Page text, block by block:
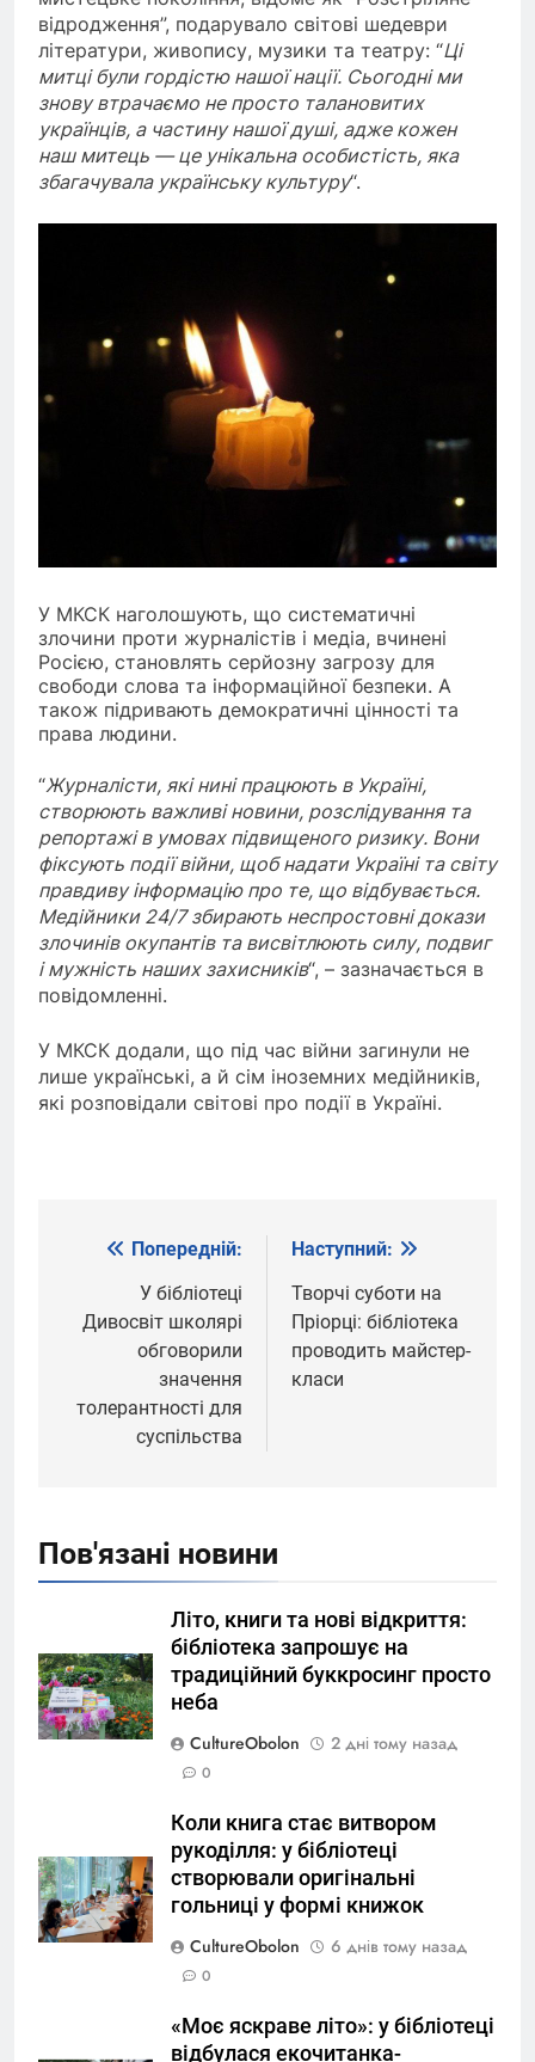
відродження”, подарувало світові шедеври
літератури, живопису, музики та театру: “Ці
митці були гордістю нашої нації. Сьогодні ми
знову втрачаємо не просто талановитих
українців, а частину нашої душі, адже кожен
наш митець — це унікальна особистість, яка
збагачувала українську культуру“.
У МКСК наголошують, що систематичні
злочини проти журналістів і медіа, вчинені
Росією, становлять серйозну загрозу для
свободи слова та інформаційної безпеки. А
також підривають демократичні цінності та
права людини.
“Журналісти, які нині працюють в Україні,
створюють важливі новини, розслідування та
репортажі в умовах підвищеного ризику. Вони
фіксують події війни, щоб надати Україні та світу
правдиву інформацію про те, що відбувається.
Медійники 24/7 збирають неспростовні докази
злочинів окупантів та висвітлюють силу, подвиг
і мужність наших захисників“, – зазначається в
повідомленні.
У МКСК додали, що під час війни загинули не
лише українські, а й сім іноземних медійників,
які розповідали світові про події в Україні.
Навігація
записів
Попередній:
У бібліотеці
Дивосвіт школярі
обговорили
значення
толерантності для
суспільства
Наступний:
Творчі суботи на
Пріорці: бібліотека
проводить майстер-
класи
Пов'язані новини
Літо, книги та нові відкриття:
бібліотека запрошує на
традиційний буккросинг просто
неба
CultureObolon
2 дні тому назад
0
Коли книга стає витвором
рукоділля: у бібліотеці
створювали оригінальні
гольниці у формі книжок
CultureObolon
6 днів тому назад
0
«Моє яскраве літо»: у бібліотеці
відбулася екочитанка-